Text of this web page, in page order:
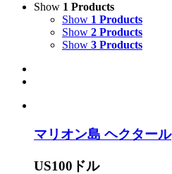
Show 1 Products
Show 1 Products
Show 2 Products
Show 3 Products
マリオン島 ヘクタール
US100ドル